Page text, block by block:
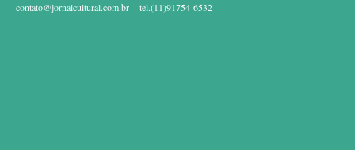
contato@jornalcultural.com.br – tel.(11)91754-6532